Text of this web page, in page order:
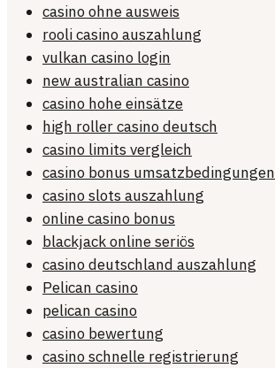
casino ohne ausweis
rooli casino auszahlung
vulkan casino login
new australian casino
casino hohe einsätze
high roller casino deutsch
casino limits vergleich
casino bonus umsatzbedingungen
casino slots auszahlung
online casino bonus
blackjack online seriös
casino deutschland auszahlung
Pelican casino
pelican casino
casino bewertung
casino schnelle registrierung